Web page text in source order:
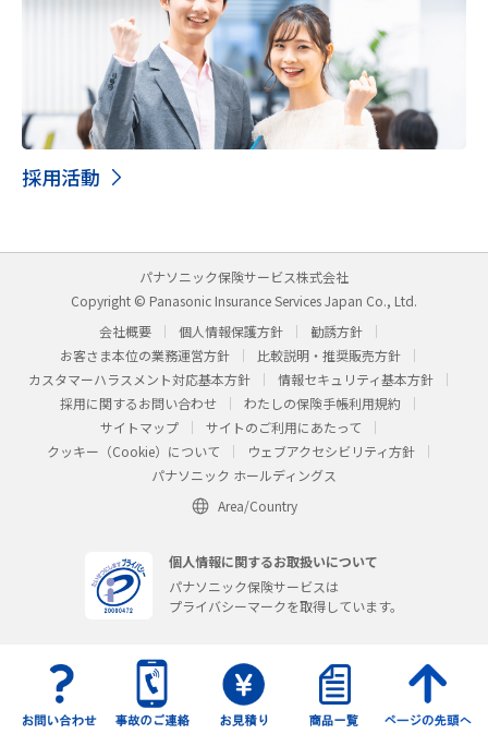
採用活動
パナソニック保険サービス株式会社
Copyright © Panasonic Insurance Services Japan Co., Ltd.
会社概要
個人情報保護方針
勧誘方針
お客さま本位の業務運営方針
比較説明・推奨販売方針
カスタマーハラスメント対応基本方針
情報セキュリティ基本方針
採用に関するお問い合わせ
わたしの保険手帳利用規約
サイトマップ
サイトのご利用にあたって
クッキー（Cookie）について
ウェブアクセシビリティ方針
パナソニック ホールディングス
Area/Country
個人情報に関するお取扱いについて
パナソニック保険サービスは
プライバシーマークを取得しています。